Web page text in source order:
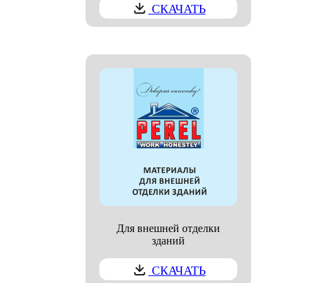
СКАЧАТЬ
Для внешней отделки
зданий
СКАЧАТЬ